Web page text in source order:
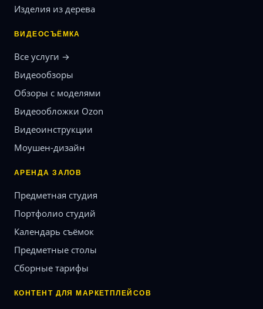
Изделия из дерева
ВИДЕОСЪЁМКА
Все услуги →
Видеообзоры
Обзоры с моделями
Видеообложки Ozon
Видеоинструкции
Моушен-дизайн
АРЕНДА ЗАЛОВ
Предметная студия
Портфолио студий
Календарь съёмок
Предметные столы
Сборные тарифы
КОНТЕНТ ДЛЯ МАРКЕТПЛЕЙСОВ